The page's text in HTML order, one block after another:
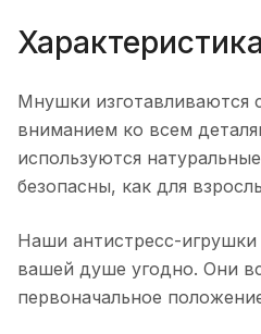
Характеристика
Мнушки изготавливаются
вниманием ко всем
используются
безопасны, как для
Наши антистресс-
вашей душе угодно. Они
первоначальное